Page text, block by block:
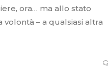
ora… ma allo stato
– a qualsiasi altra